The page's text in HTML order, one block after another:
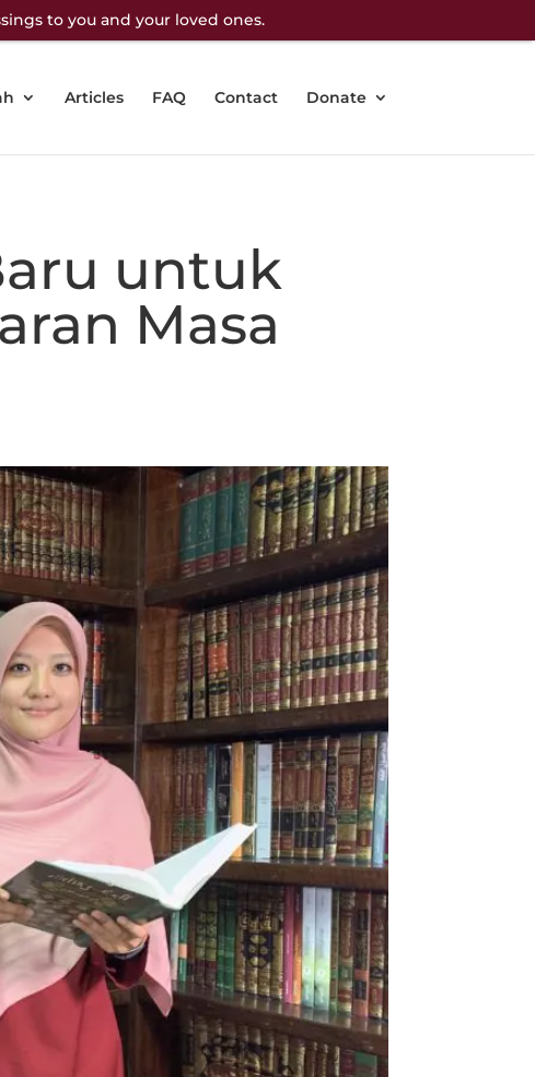
Articles FAQ Contact Donate
untuk
Masa
to you and your loved ones.